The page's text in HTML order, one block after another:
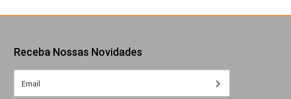
Receba Nossas Novidades